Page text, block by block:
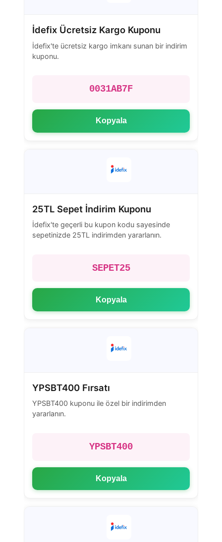
İdefix Ücretsiz Kargo Kuponu
İdefix'te ücretsiz kargo imkanı sunan bir indirim
kuponu.
0031AB7F
Kopyala
25TL Sepet İndirim Kuponu
İdefix'te geçerli bu kupon kodu sayesinde
sepetinizde 25TL indirimden yararlanın.
SEPET25
Kopyala
YPSBT400 Fırsatı
YPSBT400 kuponu ile özel bir indirimden
yararlanın.
YPSBT400
Kopyala